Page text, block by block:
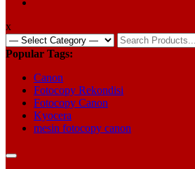
x
Search
for:
Popular Tags:
Canon
Fotocopy Rekondisi
Fotocopy Canon
Kyocera
mesin fotocopy canon